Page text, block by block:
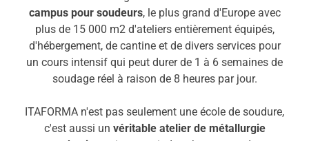
campus pour soudeurs, le plus grand d'Europe avec
plus de 15 000 m2 d'ateliers entièrement équipés,
d'hébergement, de cantine et de divers services pour
un cours intensif qui peut durer de 1 à 6 semaines de
soudage réel à raison de 8 heures par jour.
ITAFORMA n'est pas seulement une école de soudure,
c'est aussi un véritable atelier de métallurgie